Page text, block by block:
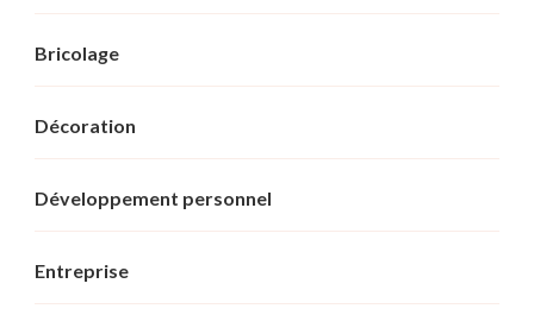
Bricolage
Décoration
Développement personnel
Entreprise